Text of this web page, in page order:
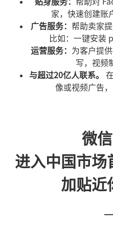
家，快速创建账
广告服务： 帮助卖家
比如：一键安装
运营服务： 为客户提
写，视频
与超过20亿人联系。
像或视频广告
微
进入中国市场
加贴近